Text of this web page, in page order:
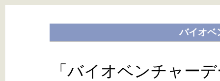
バイオ
「バイオベンチャー